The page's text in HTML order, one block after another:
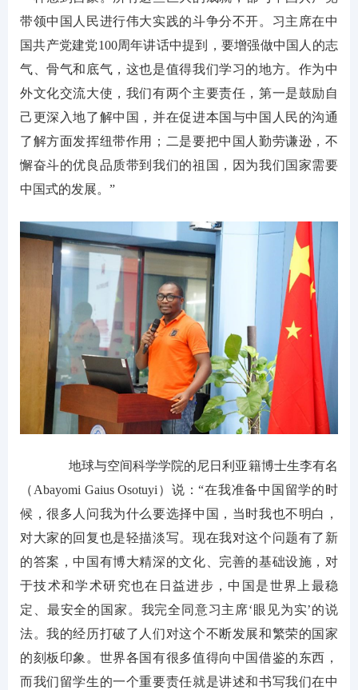
带领中国人民进行伟大实践的斗争分不开。习主席在中
国共产党建党100周年讲话中提到，要增强做中国人的志
气、骨气和底气，这也是值得我们学习的地方。作为中
外文化交流大使，我们有两个主要责任，第一是鼓励自
己更深入地了解中国，并在促进本国与中国人民的沟通
了解方面发挥纽带作用；二是要把中国人勤劳谦逊，不
懈奋斗的优良品质带到我们的祖国，因为我们国家需要
中国式的发展。”
地球与空间科学学院的尼日利亚籍博士生李有名
（Abayomi Gaius Osotuyi）说：“在我准备中国留学的时
候，很多人问我为什么要选择中国，当时我也不明白，
对大家的回复也是轻描淡写。现在我对这个问题有了新
的答案，中国有博大精深的文化、完善的基础设施，对
于技术和学术研究也在日益进步，中国是世界上最稳
定、最安全的国家。我完全同意习主席‘眼见为实’的说
法。我的经历打破了人们对这个不断发展和繁荣的国家
的刻板印象。世界各国有很多值得向中国借鉴的东西，
而我们留学生的一个重要责任就是讲述和书写我们在中